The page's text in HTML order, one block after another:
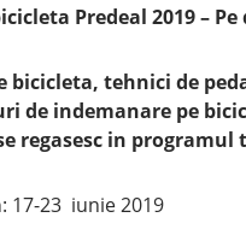
Predeal 2019 –
bicicleta, tehnici de
de indemanare pe
regasesc in
: 17-23 iunie 2019